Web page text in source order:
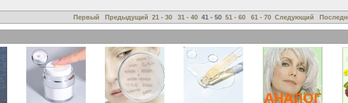
Первый Предыдущий 21 - 30 31 - 40 41 - 50 51 - 60 61 - 70 Следующий